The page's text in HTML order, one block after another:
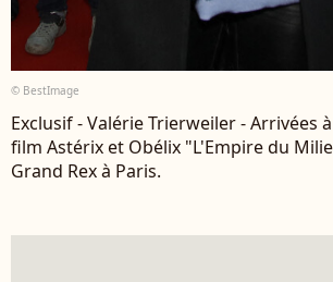
© BestImage
Exclusif - Valérie Trierweiler - Arrivées
film Astérix et Obélix "L'Empire du
Grand Rex à Paris.